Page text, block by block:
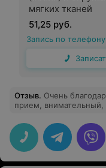
мягких тканей
51,25 руб.
Запись по телефону
Отзыв. Очень
прием, внимательный,
очередь (в моем
невмоготу). Вот
не чувствую боль в
Большое ему спасибо
побольше бы таких